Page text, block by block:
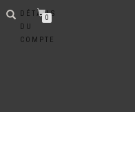
DÉTAILS
DU
COMPTE
0